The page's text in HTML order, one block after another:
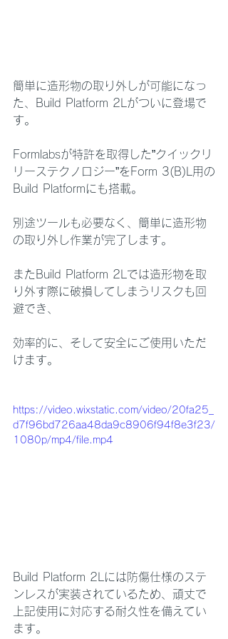
簡単に造形物の取り外しが可能になっ
た、Build Platform 2Lがついに登場で
す。
Formlabsが特許を取得した”クイックリ
リーステクノロジー”をForm 3(B)L用の
Build Platformにも搭載。
別途ツールも必要なく、簡単に造形物
の取り外し作業が完了します。
またBuild Platform 2Lでは造形物を取
り外す際に破損してしまうリスクも回
避でき、
効率的に、そして安全にご使用いただ
けます。
https://video.wixstatic.com/video/20fa25_
d7f96bd726aa48da9c8906f94f8e3f23/
1080p/mp4/file.mp4
Build Platform 2Lには防傷仕様のステ
ンレスが実装されているため、頑丈で
上記使用に対応する耐久性を備えてい
ます。